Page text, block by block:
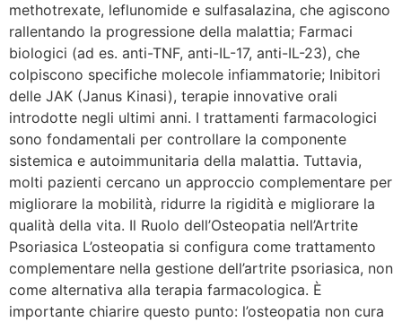
methotrexate, leflunomide e sulfasalazina, che agiscono
rallentando la progressione della malattia; Farmaci
biologici (ad es. anti-TNF, anti-IL-17, anti-IL-23), che
colpiscono specifiche molecole infiammatorie; Inibitori
delle JAK (Janus Kinasi), terapie innovative orali
introdotte negli ultimi anni. I trattamenti farmacologici
sono fondamentali per controllare la componente
sistemica e autoimmunitaria della malattia. Tuttavia,
molti pazienti cercano un approccio complementare per
migliorare la mobilità, ridurre la rigidità e migliorare la
qualità della vita. Il Ruolo dell’Osteopatia nell’Artrite
Psoriasica L’osteopatia si configura come trattamento
complementare nella gestione dell’artrite psoriasica, non
come alternativa alla terapia farmacologica. È
importante chiarire questo punto: l’osteopatia non cura